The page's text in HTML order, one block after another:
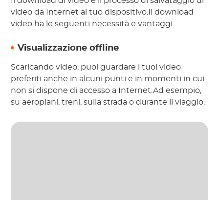
video da Internet al tuo dispositivo.Il download
video ha le seguenti necessità e vantaggi
Visualizzazione offline
Scaricando video, puoi guardare i tuoi video
preferiti anche in alcuni punti e in momenti in cui
non si dispone di accesso a Internet.Ad esempio,
su aeroplani, treni, sulla strada o durante il viaggio.